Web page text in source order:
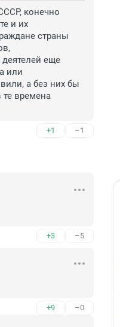
конечно
и их
страны
еще
или
а без них бы
времена
+1 –1
+3 –5
+9 –0